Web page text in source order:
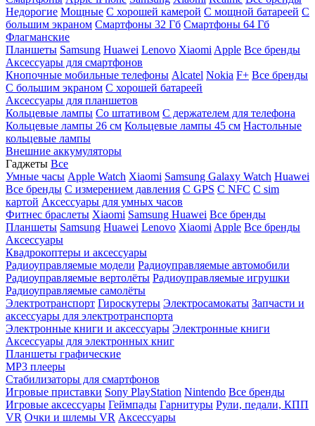
Недорогие Мощные С хорошей камерой С мощной батареей С
большим экраном Смартфоны 32 Гб Смартфоны 64 Гб
Флагманские
Планшеты Samsung Huawei Lenovo Xiaomi Apple Все бренды
Аксессуары для смартфонов
Кнопочные мобильные телефоны Alcatel Nokia F+ Все бренды
С большим экраном С хорошей батареей
Аксессуары для планшетов
Кольцевые лампы Со штативом C держателем для телефона
Кольцевые лампы 26 см Кольцевые лампы 45 см Настольные
кольцевые лампы
Внешние аккумуляторы
Гаджеты Все
Умные часы Apple Watch Xiaomi Samsung Galaxy Watch Huawei
Все бренды C измерением давления C GPS C NFC C sim
картой Аксессуары для умных часов
Фитнес браслеты Xiaomi Samsung Huawei Все бренды
Планшеты Samsung Huawei Lenovo Xiaomi Apple Все бренды
Аксессуары
Квадрокоптеры и аксессуары
Радиоуправляемые модели Радиоуправляемые автомобили
Радиоуправляемые вертолёты Радиоуправляемые игрушки
Радиоуправляемые самолёты
Электротранспорт Гироскутеры Электросамокаты Запчасти и
аксессуары для электротранспорта
Электронные книги и аксессуары Электронные книги
Аксессуары для электронных книг
Планшеты графические
MP3 плееры
Стабилизаторы для смартфонов
Игровые приставки Sony PlayStation Nintendo Все бренды
Игровые аксессуары Геймпады Гарнитуры Рули, педали, КПП
VR Очки и шлемы VR Аксессуары